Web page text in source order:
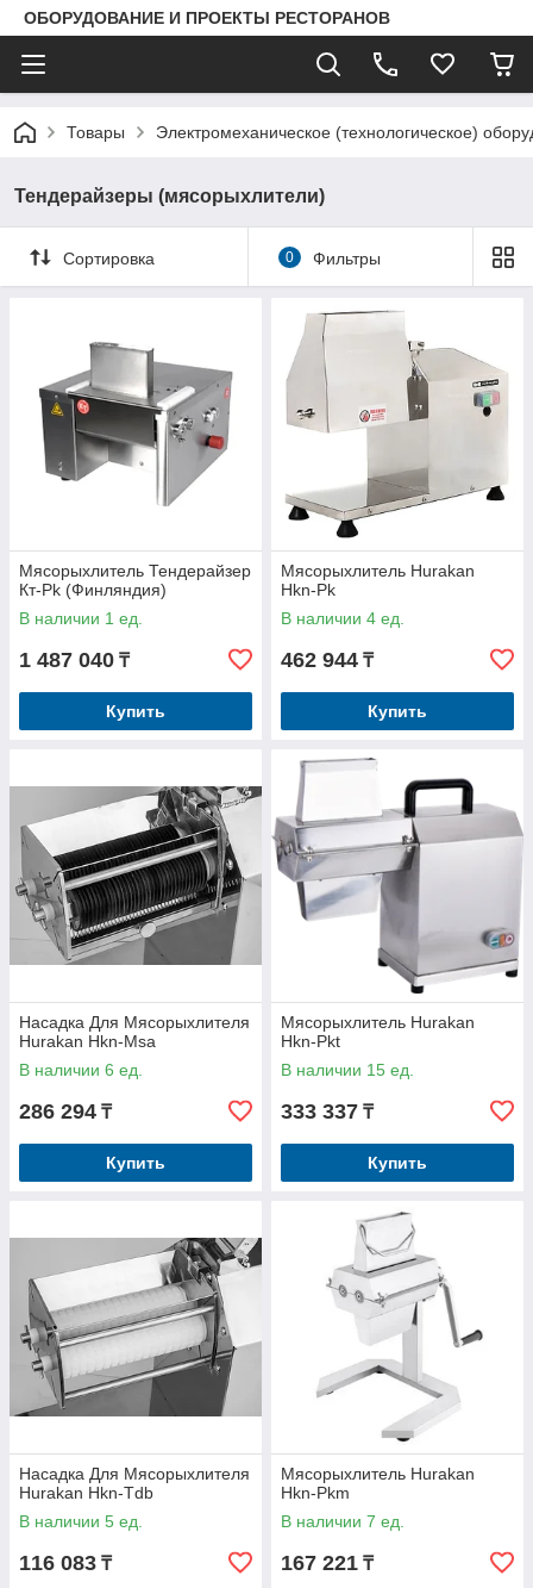
ОБОРУДОВАНИЕ И ПРОЕКТЫ РЕСТОРАНОВ
Товары Электромеханическое (технологическое)
Тендерайзеры (мясорыхлители)
Сортировка 0 Фильтры
Мясорыхлитель Тендерайзер
Кт-Pk (Финляндия)
В наличии 1 ед.
1 487 040 ₸
Купить
Мясорыхлитель Hurakan
Hkn-Pk
В наличии 4 ед.
462 944 ₸
Купить
Насадка Для Мясорыхлителя
Hurakan Hkn-Msa
В наличии 6 ед.
286 294 ₸
Купить
Мясорыхлитель Hurakan
Hkn-Pkt
В наличии 15 ед.
333 337 ₸
Купить
Насадка Для Мясорыхлителя
Hurakan Hkn-Tdb
В наличии 5 ед.
116 083 ₸
Мясорыхлитель Hurakan
Hkn-Pkm
В наличии 7 ед.
167 221 ₸